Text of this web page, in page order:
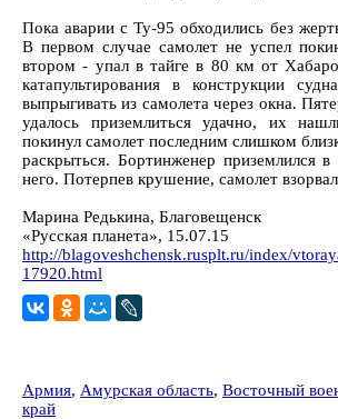
Пока аварии с Ту-95 обходились без
В первом случае самолет не успел
втором - упал в тайге в 80 км от
катапультирования в конструкции
выпрыгивать из самолета через окна.
удалось приземлиться удачно, их
покинул самолет последним слишком
раскрыться. Бортинженер приземлился
него. Потерпев крушение, самолет
Марина Редькина, Благовещенск
«Русская планета», 15.07.15
http://blagoveshchensk.rusplt.ru/index/
17920.html
Армия, Амурская область, Восточный
край